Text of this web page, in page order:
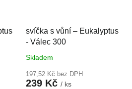
svíčka s vůní – Eukalyptus
- Válec 300
Skladem
197,52 Kč bez DPH
239 Kč / ks